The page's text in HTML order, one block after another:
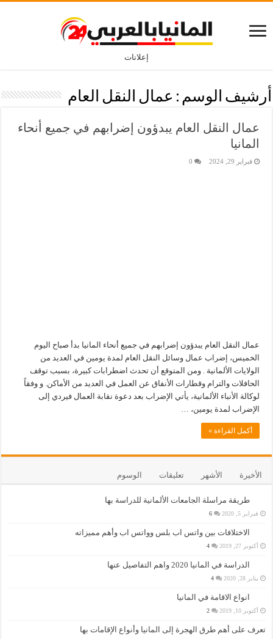
إعلانات
أرشيف الوسم : عمال النقل العام
عمال النقل العام يبدؤون إضرابهم في جميع أنحاء
المانيا
فبراير 29, 2024 0
عمال النقل العام يبدؤون إضرابهم في جميع أنحاء المانيا بدأ صباح اليوم
الخميس، إضراب عمال وسائل النقل العام لمدة يومين في العديد من
الولايات الألمانية . ومن المتوقع أن تحدث اضطرابات كبيرة، بسبب توقف
الحافلات والترام وقطارات الأنفاق عن العمل في العديد من الأماكن. و وفقاً
لوكالة الأنباء الألمانية، يأتي الإضراب بعد دعوة نقابة العمال فيردي إلى
الإضراب لمدة يومين، …
أكمل القراءة »
الأخيرة الأشهر تعليقات الوسوم
طريقة مراسلة الجامعات الألمانية للدراسة بها
فبراير 5, 2020 6
الاختلافات بين واتس اب بلس وواتس اب وأهم مميزاته
أكتوبر 27, 2019 4
الدراسة في المانيا 2020 واهم التفاصيل عنها
يناير 28, 2020 4
انواع الاقامة في المانيا
أكتوبر 10, 2019 2
تعرف على أهم طرق الهجرة إلى المانيا وأنواع الإقامات بها